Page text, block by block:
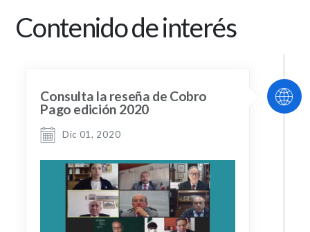
Contenido de interés
Consulta la reseña de Cobro
Pago edición 2020
Dic 01, 2020